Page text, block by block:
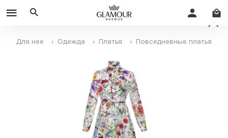
Для нее › Одежда › Платья › Повседневные платья